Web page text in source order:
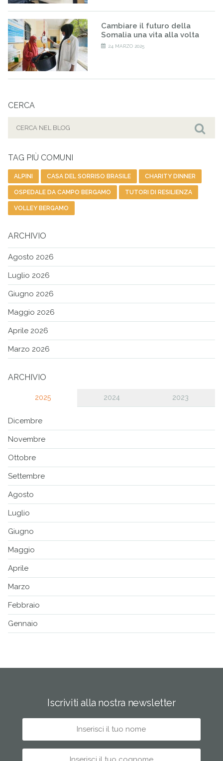
Cambiare il futuro della
Somalia una vita alla volta
24 MARZO 2025
CERCA
TAG PIÙ COMUNI
ALPINI CASA DEL SORRISO BRASILE CHARITY DINNER
OSPEDALE DA CAMPO BERGAMO TUTORI DI RESILIENZA
VOLLEY BERGAMO
ARCHIVIO
Agosto 2026
Luglio 2026
Giugno 2026
Maggio 2026
Aprile 2026
Marzo 2026
ARCHIVIO
2025 2024 2023
Dicembre
Novembre
Ottobre
Settembre
Agosto
Luglio
Giugno
Maggio
Aprile
Marzo
Febbraio
Gennaio
Iscriviti alla nostra newsletter